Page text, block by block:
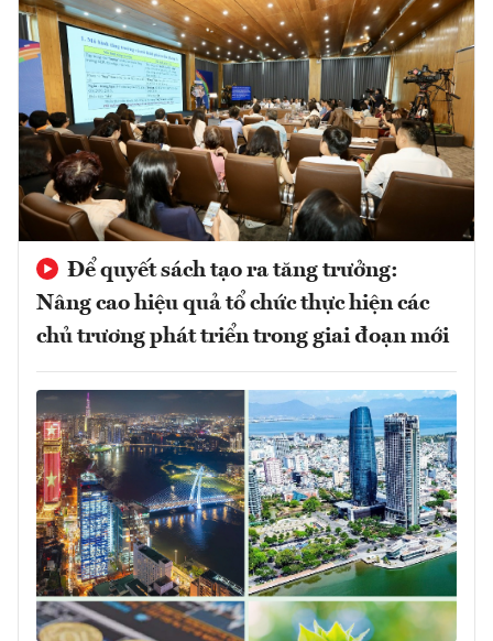
Để quyết sách tạo ra tăng trưởng:
Nâng cao hiệu quả tổ chức thực hiện các
chủ trương phát triển trong giai đoạn mới